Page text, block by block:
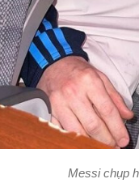
Messi chụp